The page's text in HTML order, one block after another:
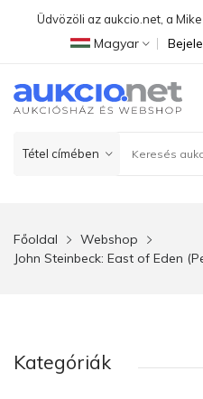
Üdvözöli az aukcio.net, a
Magyar
Főoldal
Webshop
John Steinbeck: East of Eden
Kategóriák